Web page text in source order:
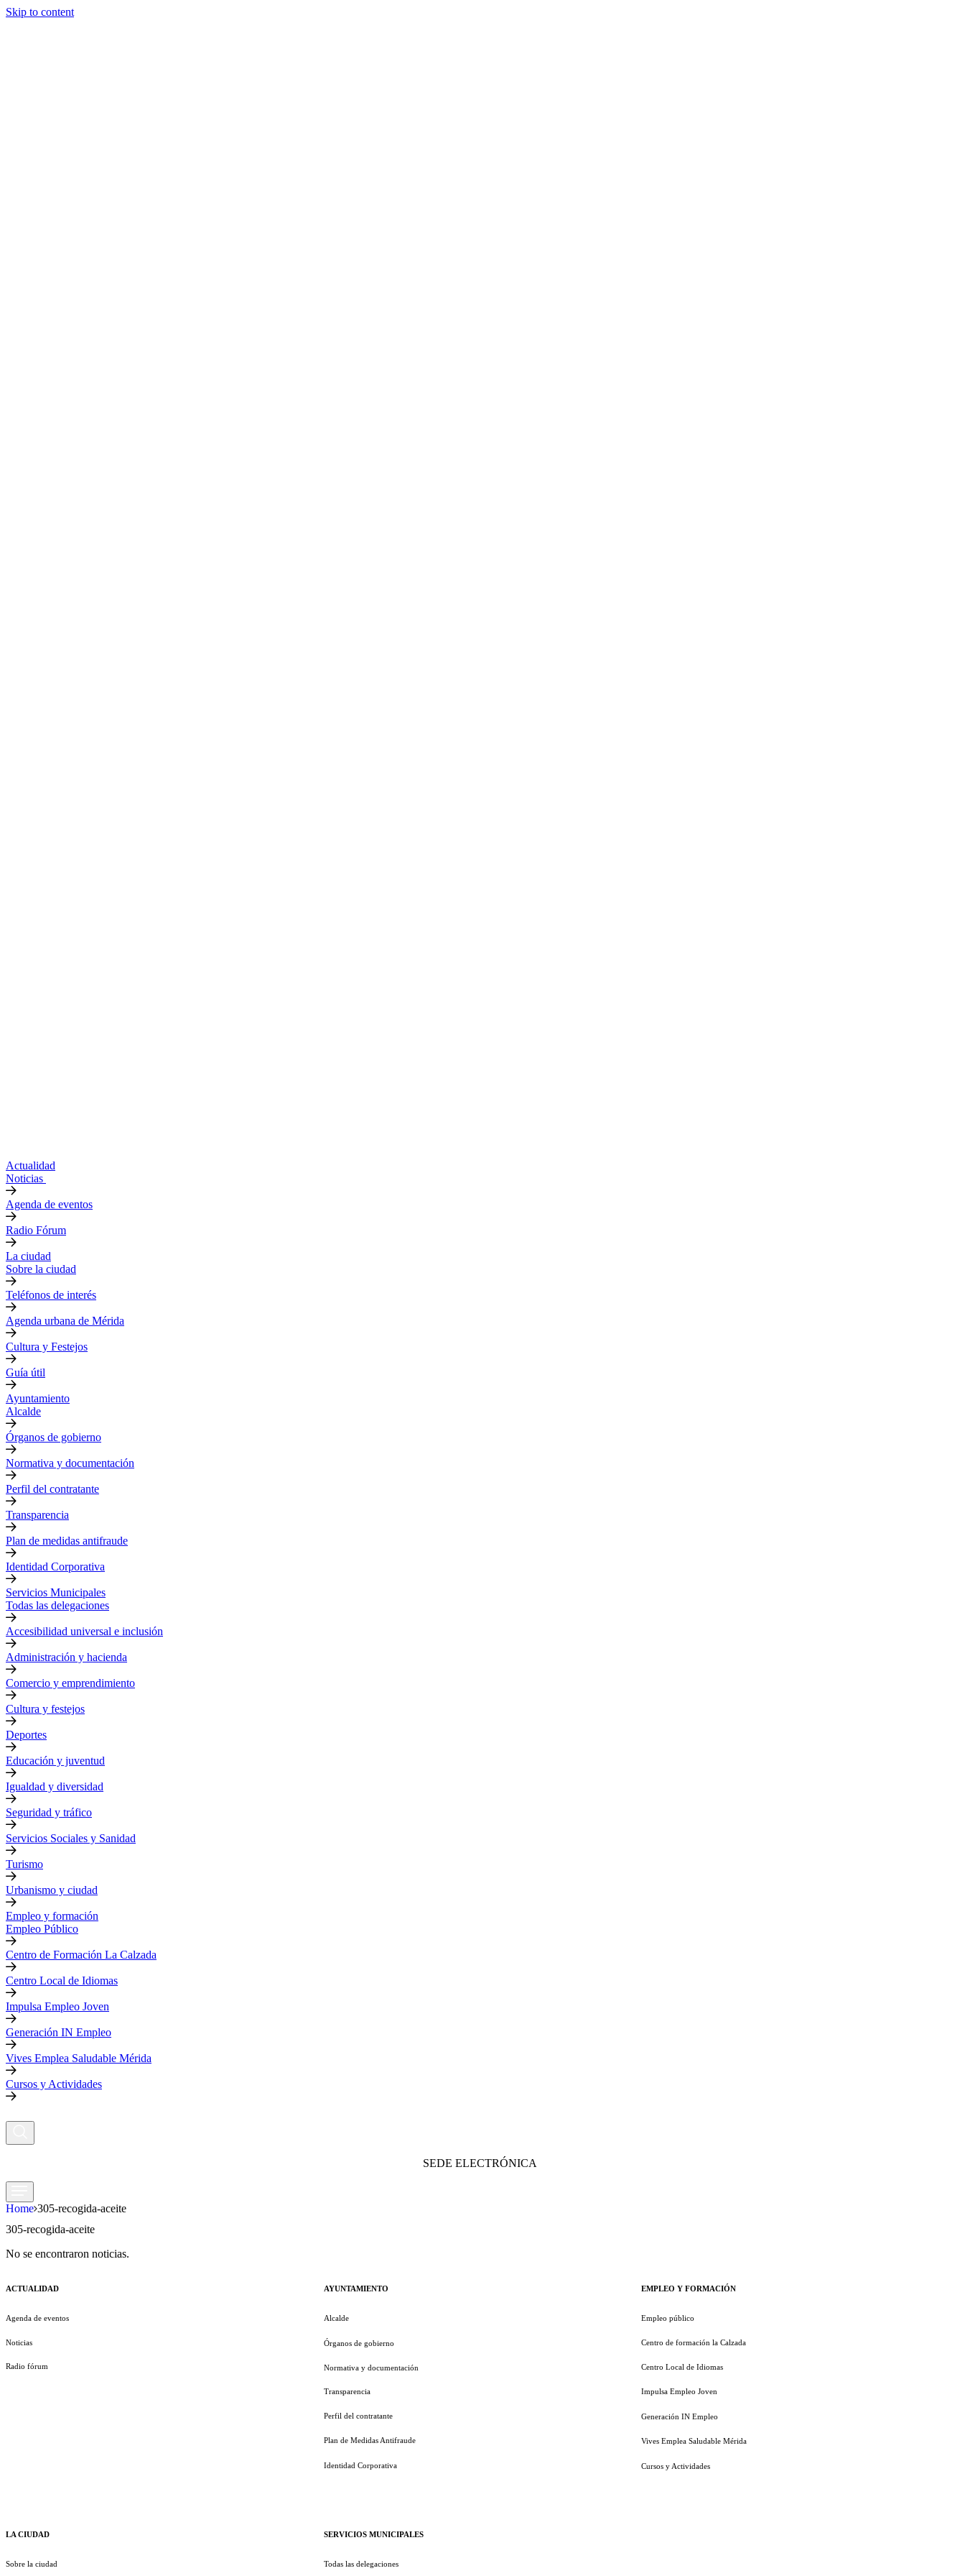
Skip to content
Actualidad
Noticias
Agenda de eventos
Radio Fórum
La ciudad
Sobre la ciudad
Teléfonos de interés
Agenda urbana de Mérida
Cultura y Festejos
Guía útil
Ayuntamiento
Alcalde
Órganos de gobierno
Normativa y documentación
Perfil del contratante
Transparencia
Plan de medidas antifraude
Identidad Corporativa
Servicios Municipales
Todas las delegaciones
Accesibilidad universal e inclusión
Administración y hacienda
Comercio y emprendimiento
Cultura y festejos
Deportes
Educación y juventud
Igualdad y diversidad
Seguridad y tráfico
Servicios Sociales y Sanidad
Turismo
Urbanismo y ciudad
Empleo y formación
Empleo Público
Centro de Formación La Calzada
Centro Local de Idiomas
Impulsa Empleo Joven
Generación IN Empleo
Vives Emplea Saludable Mérida
Cursos y Actividades
SEDE ELECTRÓNICA
Home 305-recogida-aceite
305-recogida-aceite
No se encontraron noticias.
ACTUALIDAD
Agenda de eventos
Noticias
Radio fórum
LA CIUDAD
Sobre la ciudad
AYUNTAMIENTO
Alcalde
Órganos de gobierno
Normativa y documentación
Transparencia
Perfil del contratante
Plan de Medidas Antifraude
Identidad Corporativa
SERVICIOS MUNICIPALES
Todas las delegaciones
EMPLEO Y FORMACIÓN
Empleo público
Centro de formación la Calzada
Centro Local de Idiomas
Impulsa Empleo Joven
Generación IN Empleo
Vives Emplea Saludable Mérida
Cursos y Actividades